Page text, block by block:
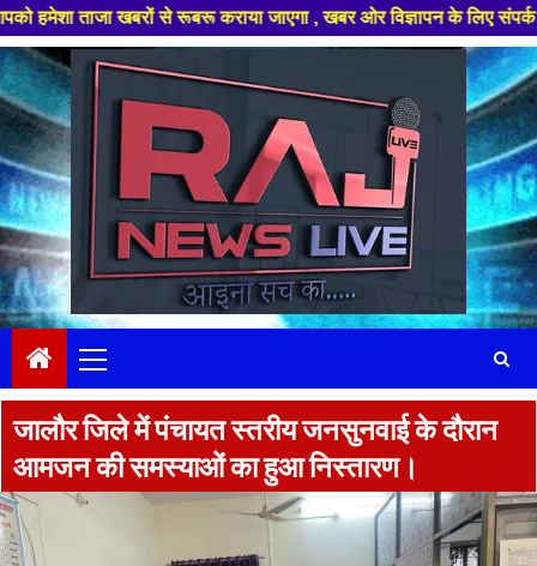
से रूबरू कराया जाएगा , खबर ओर विज्ञापन के लिए संपर्क करे +91
Skip
to
content
Menu
जालौर जिले में पंचायत स्तरीय जनसुनवाई के दौरान
आमजन की समस्याओं का हुआ निस्तारण।